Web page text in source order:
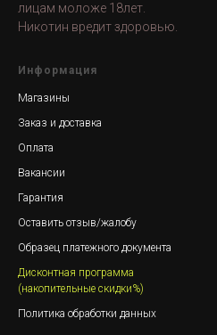
лицам моложе 18лет.
Никотин вредит здоровью.
Информация
Магазины
Заказ и доставка
Оплата
Вакансии
Гарантия
Оставить отзыв/жалобу
Образец платежного документа
Дисконтная программа
(накопительные скидки%)
Политика обработки данных